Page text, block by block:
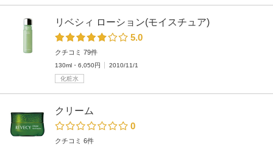
リベシィ ローション(モイスチュア)
5.0
クチコミ 79件
130ml・6,050円
2010/11/1
化粧水
クリーム
0
クチコミ 6件